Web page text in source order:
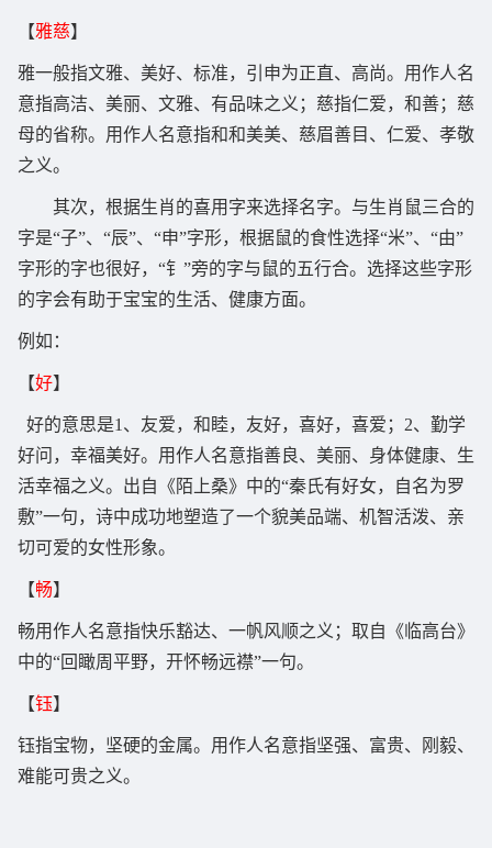
【雅慈】
雅一般指文雅、美好、标准，引申为正直、高尚。用作人名
意指高洁、美丽、文雅、有品味之义；慈指仁爱，和善；慈
母的省称。用作人名意指和和美美、慈眉善目、仁爱、孝敬
之义。
其次，根据生肖的喜用字来选择名字。与生肖鼠三合的
字是“子”、“辰”、“申”字形，根据鼠的食性选择“米”、“由”
字形的字也很好，“钅”旁的字与鼠的五行合。选择这些字形
的字会有助于宝宝的生活、健康方面。
例如：
【好】
好的意思是1、友爱，和睦，友好，喜好，喜爱；2、勤学
好问，幸福美好。用作人名意指善良、美丽、身体健康、生
活幸福之义。出自《陌上桑》中的“秦氏有好女，自名为罗
敷”一句，诗中成功地塑造了一个貌美品端、机智活泼、亲
切可爱的女性形象。
【畅】
畅用作人名意指快乐豁达、一帆风顺之义；取自《临高台》
中的“回瞰周平野，开怀畅远襟”一句。
【钰】
钰指宝物，坚硬的金属。用作人名意指坚强、富贵、刚毅、
难能可贵之义。